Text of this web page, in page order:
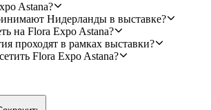
Astana?
Нидерланды в выставке?
на Flora Expo Astana?
проходят в рамках выставки?
Flora Expo Astana?